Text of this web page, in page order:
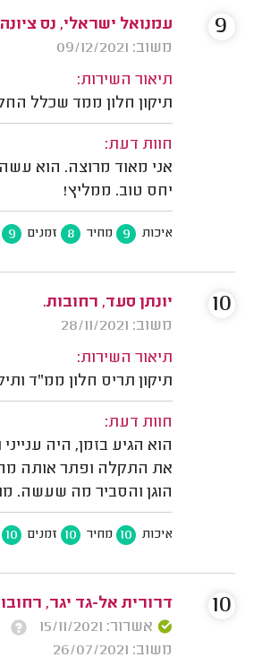
עמנואל ישראלי, נס
משוב: 09/12/2021
תיאור השירות:
תיקון חלון ממד שכלל
חוות דעת:
אני מאוד מרוצה. הוא
יחס טוב. ממליץ!
איכות 9 מחיר 8 זמנים 9
9
יונתן סעד, רחובות.
משוב: 28/11/2021
תיאור השירות:
תיקון תריס חלון ממ"ד
חוות דעת:
הוא הגיע בזמן, היה
את התקלה ופתר אותה
הוגן והסביר מה שעשה.
איכות 10 מחיר 10 זמנים 10
10
דרורית אל-גד יגר,
אשרור: 15/11/2021
משוב: 26/07/2021
10